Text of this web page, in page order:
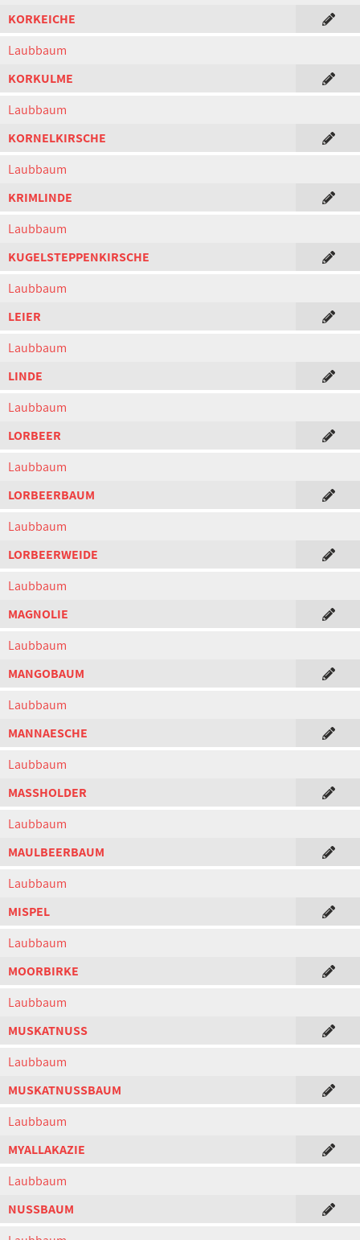
KORKEICHE
Laubbaum
KORKULME
Laubbaum
KORNELKIRSCHE
Laubbaum
KRIMLINDE
Laubbaum
KUGELSTEPPENKIRSCHE
Laubbaum
LEIER
Laubbaum
LINDE
Laubbaum
LORBEER
Laubbaum
LORBEERBAUM
Laubbaum
LORBEERWEIDE
Laubbaum
MAGNOLIE
Laubbaum
MANGOBAUM
Laubbaum
MANNAESCHE
Laubbaum
MASSHOLDER
Laubbaum
MAULBEERBAUM
Laubbaum
MISPEL
Laubbaum
MOORBIRKE
Laubbaum
MUSKATNUSS
Laubbaum
MUSKATNUSSBAUM
Laubbaum
MYALLAKAZIE
Laubbaum
NUSSBAUM